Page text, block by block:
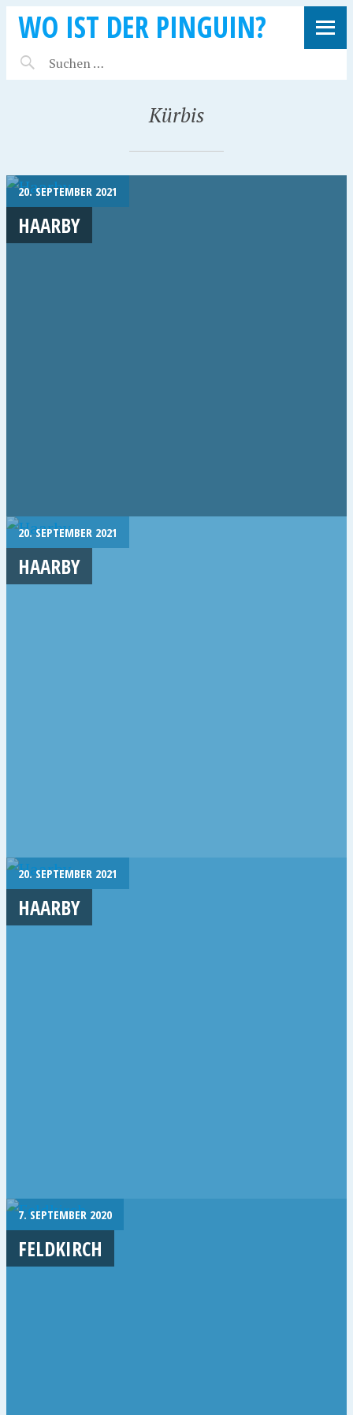
WO IST DER PINGUIN?
Kürbis
20. SEPTEMBER 2021
HAARBY
20. SEPTEMBER 2021
HAARBY
20. SEPTEMBER 2021
HAARBY
7. SEPTEMBER 2020
FELDKIRCH